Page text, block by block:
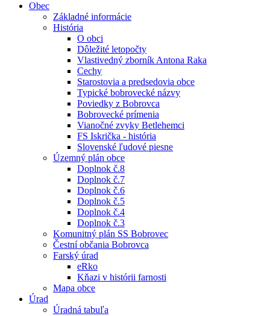
Obec
Základné informácie
História
O obci
Dôležité letopočty
Vlastivedný zborník Antona Raka
Cechy
Starostovia a predsedovia obce
Typické bobrovecké názvy
Poviedky z Bobrovca
Bobrovecké prímenia
Vianočné zvyky Betlehemci
FS Iskrička - história
Slovenské ľudové piesne
Územný plán obce
Doplnok č.8
Doplnok č.7
Doplnok č.6
Doplnok č.5
Doplnok č.4
Doplnok č.3
Komunitný plán SS Bobrovec
Čestní občania Bobrovca
Farský úrad
eRko
Kňazi v histórii farnosti
Mapa obce
Úrad
Úradná tabuľa